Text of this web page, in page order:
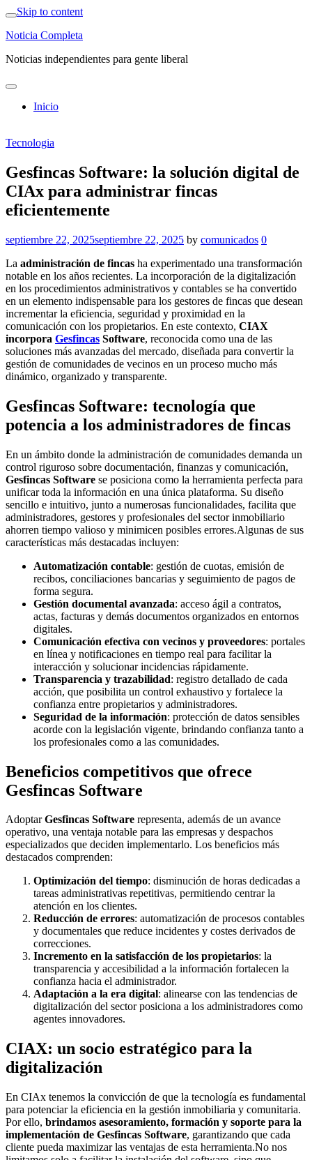
Skip to content
Noticia Completa
Noticias independientes para gente liberal
Inicio
Tecnologia
Gesfincas Software: la solución digital de
CIAx para administrar fincas
eficientemente
septiembre 22, 2025septiembre 22, 2025 by comunicados 0
La administración de fincas ha experimentado una transformación
notable en los años recientes. La incorporación de la digitalización
en los procedimientos administrativos y contables se ha convertido
en un elemento indispensable para los gestores de fincas que desean
incrementar la eficiencia, seguridad y proximidad en la
comunicación con los propietarios. En este contexto, CIAX
incorpora Gesfincas Software, reconocida como una de las
soluciones más avanzadas del mercado, diseñada para convertir la
gestión de comunidades de vecinos en un proceso mucho más
dinámico, organizado y transparente.
Gesfincas Software: tecnología que
potencia a los administradores de fincas
En un ámbito donde la administración de comunidades demanda un
control riguroso sobre documentación, finanzas y comunicación,
Gesfincas Software se posiciona como la herramienta perfecta para
unificar toda la información en una única plataforma. Su diseño
sencillo e intuitivo, junto a numerosas funcionalidades, facilita que
administradores, gestores y profesionales del sector inmobiliario
ahorren tiempo valioso y minimicen posibles errores.Algunas de sus
características más destacadas incluyen:
Automatización contable: gestión de cuotas, emisión de
recibos, conciliaciones bancarias y seguimiento de pagos de
forma segura.
Gestión documental avanzada: acceso ágil a contratos,
actas, facturas y demás documentos organizados en entornos
digitales.
Comunicación efectiva con vecinos y proveedores: portales
en línea y notificaciones en tiempo real para facilitar la
interacción y solucionar incidencias rápidamente.
Transparencia y trazabilidad: registro detallado de cada
acción, que posibilita un control exhaustivo y fortalece la
confianza entre propietarios y administradores.
Seguridad de la información: protección de datos sensibles
acorde con la legislación vigente, brindando confianza tanto a
los profesionales como a las comunidades.
Beneficios competitivos que ofrece
Gesfincas Software
AdoptarGesfincas Software representa, además de un avance
operativo, una ventaja notable para las empresas y despachos
especializados que deciden implementarlo. Los beneficios más
destacados comprenden:
Optimización del tiempo: disminución de horas dedicadas a
tareas administrativas repetitivas, permitiendo centrar la
atención en los clientes.
Reducción de errores: automatización de procesos contables
y documentales que reduce incidentes y costes derivados de
correcciones.
Incremento en la satisfacción de los propietarios: la
transparencia y accesibilidad a la información fortalecen la
confianza hacia el administrador.
Adaptación a la era digital: alinearse con las tendencias de
digitalización del sector posiciona a los administradores como
agentes innovadores.
CIAX: un socio estratégico para la
digitalización
En CIAx tenemos la convicción de que la tecnología es fundamental
para potenciar la eficiencia en la gestión inmobiliaria y comunitaria.
Por ello, brindamos asesoramiento, formación y soporte para la
implementación de Gesfincas Software, garantizando que cada
cliente pueda maximizar las ventajas de esta herramienta.No nos